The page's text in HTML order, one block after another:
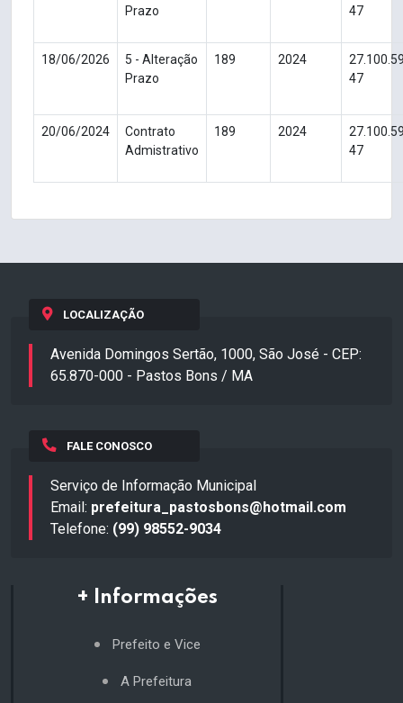
Prazo
47
18/06/2026
5 - Alteração
Prazo
189 2024
47
20/06/2024
Contrato
Admistrativo
189 2024
47
LOCALIZAÇÃO
Avenida Domingos Sertão, 1000, São José - CEP:
65.870-000 - Pastos Bons / MA
FALE CONOSCO
Serviço de Informação Municipal
Email: prefeitura_pastosbons@hotmail.com
Telefone: (99) 98552-9034
+ Informações
Prefeito e Vice
A Prefeitura